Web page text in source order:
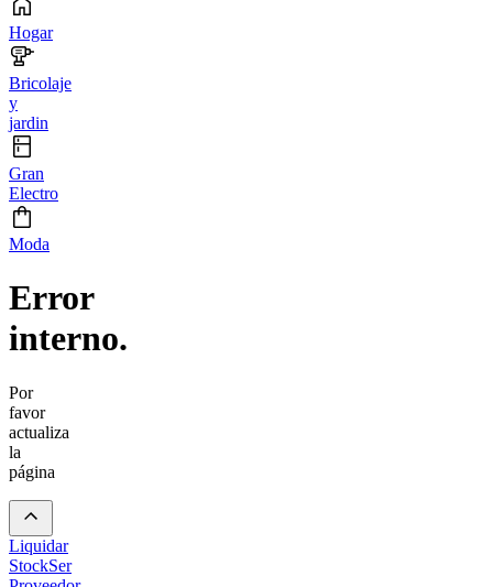
Hogar
Bricolaje
y
jardin
Gran
Electro
Moda
Error
interno.
Por
favor
actualiza
la
página
Liquidar
StockSer